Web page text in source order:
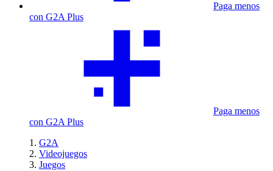
Paga menos
con G2A Plus
Paga menos
con G2A Plus
G2A
Videojuegos
Juegos